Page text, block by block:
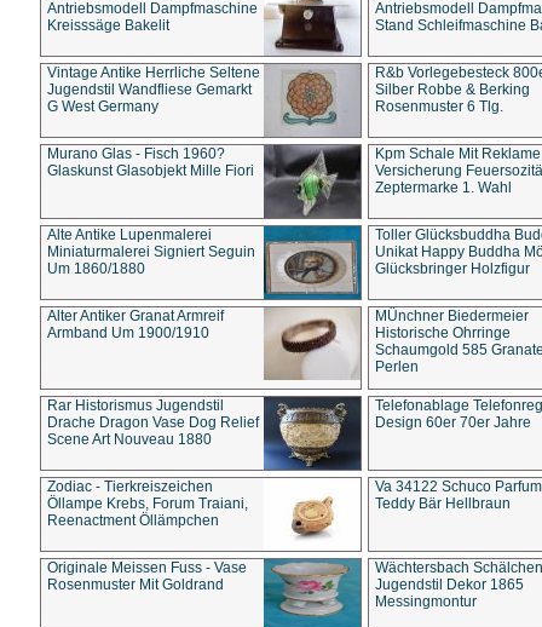
Antriebsmodell Dampfmaschine
Kreisssäge Bakelit
Antriebsmodell
Stand Schleifmaschine
Vintage Antike Herrliche Seltene
Jugendstil Wandfliese Gemarkt
G West Germany
R&b Vorlegebesteck
Silber Robbe & Berking
Rosenmuster 6 Tlg.
Murano Glas - Fisch 1960?
Glaskunst Glasobjekt Mille Fiori
Kpm Schale Mit Reklame
Versicherung
Zeptermarke 1. Wahl
Alte Antike Lupenmalerei
Miniaturmalerei Signiert Seguin
Um 1860/1880
Toller Glücksbuddha
Unikat Happy Buddha
Glücksbringer Holzfigur
Alter Antiker Granat Armreif
Armband Um 1900/1910
MÜnchner Biedermeier
Historische Ohrringe
Schaumgold 585
Perlen
Rar Historismus Jugendstil
Drache Dragon Vase Dog Relief
Scene Art Nouveau 1880
Telefonablage
Design 60er 70er Jahre
Zodiac - Tierkreiszeichen
Öllampe Krebs, Forum Traiani,
Reenactment Öllämpchen
Va 34122 Schuco
Teddy Bär Hellbraun
Originale Meissen Fuss - Vase
Rosenmuster Mit Goldrand
Wächtersbach Schälchen
Jugendstil Dekor 1865
Messingmontur